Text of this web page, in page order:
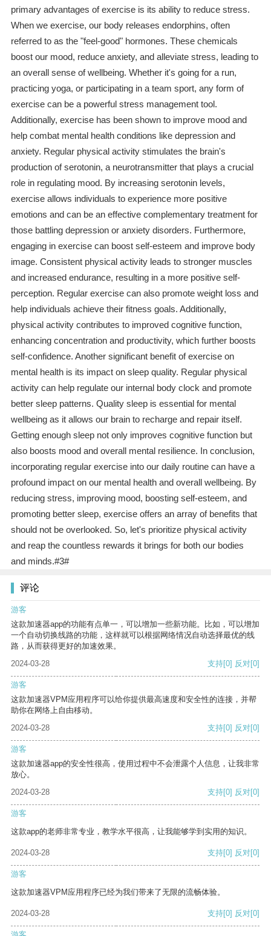
primary advantages of exercise is its ability to reduce stress.
When we exercise, our body releases endorphins, often
referred to as the "feel-good" hormones. These chemicals
boost our mood, reduce anxiety, and alleviate stress, leading to
an overall sense of wellbeing. Whether it's going for a run,
practicing yoga, or participating in a team sport, any form of
exercise can be a powerful stress management tool.
Additionally, exercise has been shown to improve mood and
help combat mental health conditions like depression and
anxiety. Regular physical activity stimulates the brain's
production of serotonin, a neurotransmitter that plays a crucial
role in regulating mood. By increasing serotonin levels,
exercise allows individuals to experience more positive
emotions and can be an effective complementary treatment for
those battling depression or anxiety disorders. Furthermore,
engaging in exercise can boost self-esteem and improve body
image. Consistent physical activity leads to stronger muscles
and increased endurance, resulting in a more positive self-
perception. Regular exercise can also promote weight loss and
help individuals achieve their fitness goals. Additionally,
physical activity contributes to improved cognitive function,
enhancing concentration and productivity, which further boosts
self-confidence. Another significant benefit of exercise on
mental health is its impact on sleep quality. Regular physical
activity can help regulate our internal body clock and promote
better sleep patterns. Quality sleep is essential for mental
wellbeing as it allows our brain to recharge and repair itself.
Getting enough sleep not only improves cognitive function but
also boosts mood and overall mental resilience. In conclusion,
incorporating regular exercise into our daily routine can have a
profound impact on our mental health and overall wellbeing. By
reducing stress, improving mood, boosting self-esteem, and
promoting better sleep, exercise offers an array of benefits that
should not be overlooked. So, let's prioritize physical activity
and reap the countless rewards it brings for both our bodies
and minds.#3#
评论
游客
这款加速器app的功能有点单一，可以增加一些新功能。比如，可以增加
一个自动切换线路的功能，这样就可以根据网络情况自动选择最优的线
路，从而获得更好的加速效果。
2024-03-28
支持[0] 反对[0]
游客
这款加速器VPM应用程序可以给你提供最高速度和安全性的连接，并帮
助你在网络上自由移动。
2024-03-28
支持[0] 反对[0]
游客
这款加速器app的安全性很高，使用过程中不会泄露个人信息，让我非常
放心。
2024-03-28
支持[0] 反对[0]
游客
这款app的老师非常专业，教学水平很高，让我能够学到实用的知识。
2024-03-28 支持[0] 反对[0]
游客
这款加速器VPM应用程序已经为我们带来了无限的流畅体验。
2024-03-28 支持[0] 反对[0]